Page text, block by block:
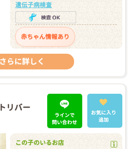
遺伝子病検査
赤ちゃん情報あり
さらに詳しく
リバー
ラインで
問い合わせ
お気に入り
追加
この子のいるお店